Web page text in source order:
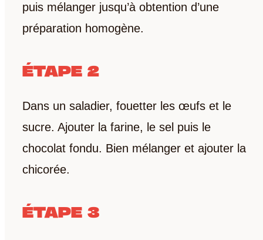
puis mélanger jusqu’à obtention d’une
préparation homogène.
ÉTAPE 2
Dans un saladier, fouetter les œufs et le
sucre. Ajouter la farine, le sel puis le
chocolat fondu. Bien mélanger et ajouter la
chicorée.
ÉTAPE 3